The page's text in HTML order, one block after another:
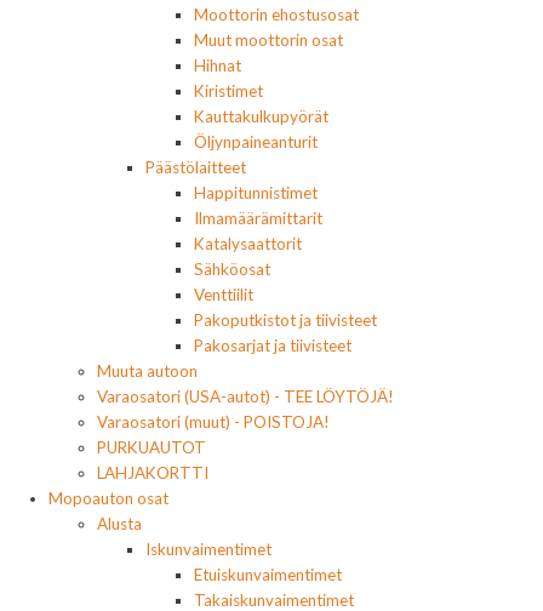
Moottorin ehostusosat
Muut moottorin osat
Hihnat
Kiristimet
Kauttakulkupyörät
Öljynpaineanturit
Päästölaitteet
Happitunnistimet
Ilmamäärämittarit
Katalysaattorit
Sähköosat
Venttiilit
Pakoputkistot ja tiivisteet
Pakosarjat ja tiivisteet
Muuta autoon
Varaosatori (USA-autot) - TEE LÖYTÖJÄ!
Varaosatori (muut) - POISTOJA!
PURKUAUTOT
LAHJAKORTTI
Mopoauton osat
Alusta
Iskunvaimentimet
Etuiskunvaimentimet
Takaiskunvaimentimet